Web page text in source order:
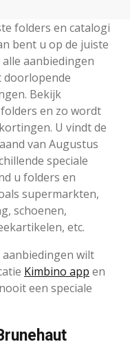
folders en catalogi
bent u op de juiste
aanbiedingen
doorlopende
Bekijk
en zo wordt
U vindt de
van Augustus
speciale
u folders en
supermarkten,
schoenen,
etc.
aanbiedingen wilt
Kimbino app en
een speciale